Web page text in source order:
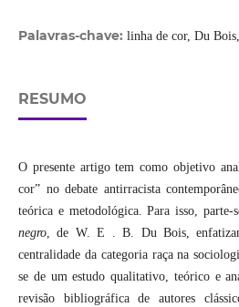
Palavras-chave: linha de cor, Du
RESUMO
O presente artigo tem como objetivo
cor” no debate antirracista
teórica e metodológica. Para isso,
negro, de W. E . B. Du Bois,
centralidade da categoria raça na
se de um estudo qualitativo, teórico e
revisão bibliográfica de autores